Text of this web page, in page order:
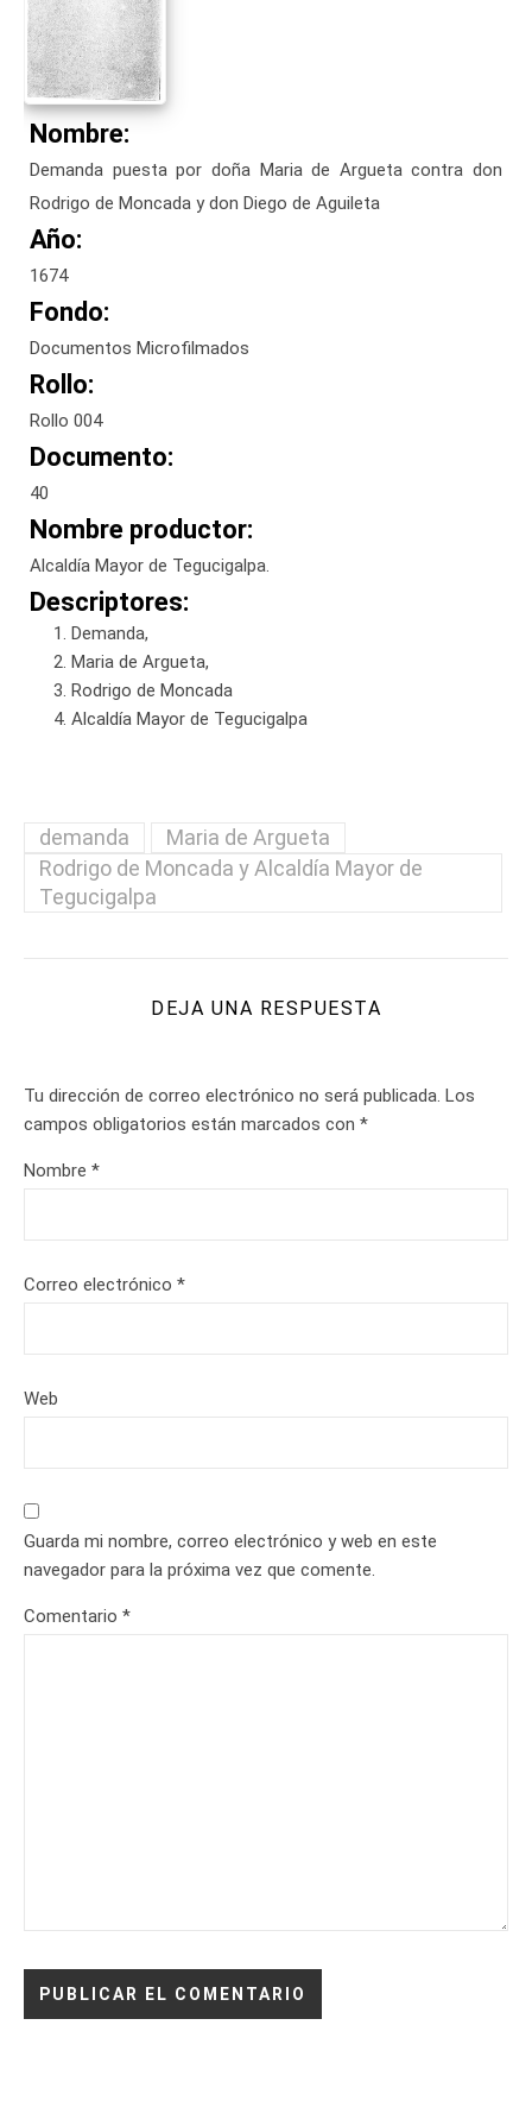
Nombre:
Demanda puesta por doña Maria de Argueta contra don
Rodrigo de Moncada y don Diego de Aguileta
Año:
1674
Fondo:
Documentos Microfilmados
Rollo:
Rollo 004
Documento:
40
Nombre productor:
Alcaldía Mayor de Tegucigalpa.
Descriptores:
Demanda,
Maria de Argueta,
Rodrigo de Moncada
Alcaldía Mayor de Tegucigalpa
demanda
Maria de Argueta
Rodrigo de Moncada y Alcaldía Mayor de
Tegucigalpa
DEJA UNA RESPUESTA
Tu dirección de correo electrónico no será publicada. Los
campos obligatorios están marcados con *
Nombre *
Correo electrónico *
Web
Guarda mi nombre, correo electrónico y web en este
navegador para la próxima vez que comente.
Comentario *